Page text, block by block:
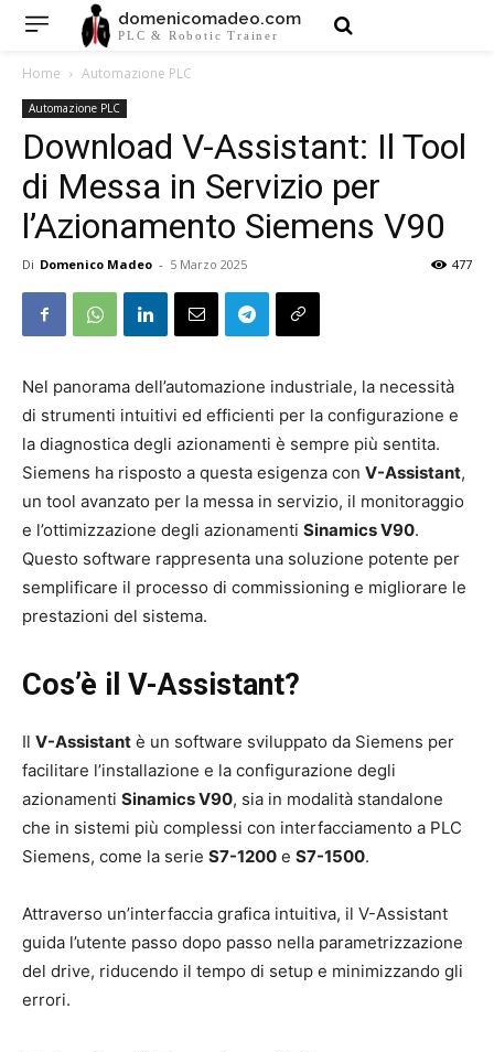
domenicomadeo.com
PLC & Robotic Trainer
Home Automazione PLC
Automazione PLC
Download V-Assistant: Il Tool
di Messa in Servizio per
l’Azionamento Siemens V90
Di Domenico Madeo - 5 Marzo 2025 477
Nel panorama dell’automazione industriale, la necessità
di strumenti intuitivi ed efficienti per la configurazione e
la diagnostica degli azionamenti è sempre più sentita.
Siemens ha risposto a questa esigenza con V-Assistant,
un tool avanzato per la messa in servizio, il monitoraggio
e l’ottimizzazione degli azionamenti Sinamics V90.
Questo software rappresenta una soluzione potente per
semplificare il processo di commissioning e migliorare le
prestazioni del sistema.
Cos’è il V-Assistant?
Il V-Assistant è un software sviluppato da Siemens per
facilitare l’installazione e la configurazione degli
azionamenti Sinamics V90, sia in modalità standalone
che in sistemi più complessi con interfacciamento a PLC
Siemens, come la serie S7-1200 e S7-1500.
Attraverso un’interfaccia grafica intuitiva, il V-Assistant
guida l’utente passo dopo passo nella parametrizzazione
del drive, riducendo il tempo di setup e minimizzando gli
errori.